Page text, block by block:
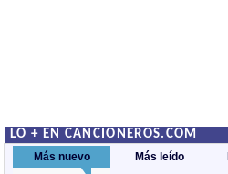
LO + EN CANCIONEROS.COM
Más nuevo Más leído